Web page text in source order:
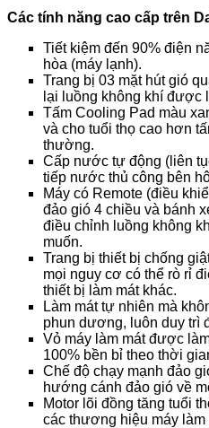
Các tính năng cao cấp trên
Tiết kiệm đến 90% điện
hòa (máy lạnh).
Trang bị 03 mặt hút gió
lại luồng không khí được
Tấm Cooling Pad màu
và cho tuổi thọ cao hơn
thường.
Cấp nước tự động (liên
tiếp nước thủ công bên
Máy có Remote (điều
đảo gió 4 chiều và bánh
điều chỉnh luồng không
muốn.
Trang bị thiết bị chống
mọi nguy cơ có thể rò rỉ
thiết bị làm mát khác.
Làm mát tự nhiên mà
phun dương, luôn duy trì
Vỏ máy làm mát được
100% bền bỉ theo thời
Chế độ chạy mạnh đảo
hướng cánh đảo gió về
Motor lõi đồng tăng tuổi
các thương hiệu máy